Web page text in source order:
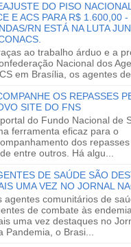
DO PISO
E ACS PARA R$ 1.600,00 -
RN ESTÁ NA LUTA
ao trabalho árduo e a
Nacional dos
em Brasília, os agentes de
OS REPASSES
SITE DO FNS
do Fundo Nacional de
ferramenta eficaz para o
dos
entre outros. Há algu...
DE SAÚDE SÃO
UMA VEZ NO JORNAL
agentes comunitários de
de combate às
uma vez destaques no
Pandemia, o Brasi...